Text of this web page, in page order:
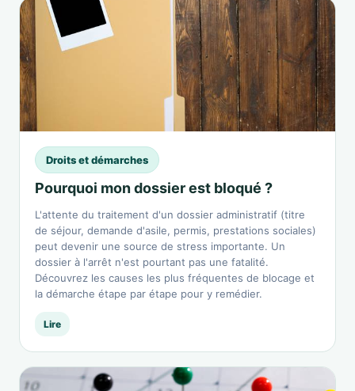
Droits et démarches
Pourquoi mon dossier est bloqué ?
L'attente du traitement d'un dossier administratif (titre
de séjour, demande d'asile, permis, prestations sociales)
peut devenir une source de stress importante. Un
dossier à l'arrêt n'est pourtant pas une fatalité.
Découvrez les causes les plus fréquentes de blocage et
la démarche étape par étape pour y remédier.
Lire